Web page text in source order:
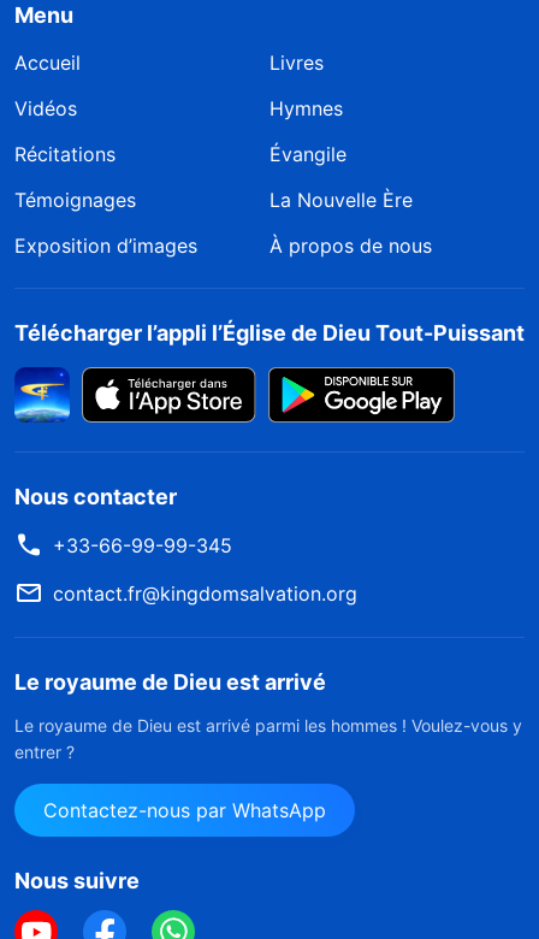
Menu
Accueil
Livres
Vidéos
Hymnes
Récitations
Évangile
Témoignages
La Nouvelle Ère
Exposition d’images
À propos de nous
Télécharger l’appli l’Église de Dieu Tout-Puissant
Nous contacter
+33-66-99-99-345
contact.fr@kingdomsalvation.org
Le royaume de Dieu est arrivé
Le royaume de Dieu est arrivé parmi les hommes ! Voulez-vous y
entrer ?
Contactez-nous par WhatsApp
Nous suivre